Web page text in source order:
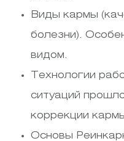
Виды кармы
болезни).
видом.
Технологии
ситуаций
коррекции
Основы